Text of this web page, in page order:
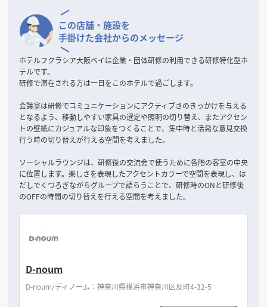
この店舗・施設を
手掛けた会社からのメッセージ
ホテルフクラシア大阪ベイは企業・団体研修の利用できる研修特化型ホ
テルです。
研修で滞在される方は一日をこのホテルで過ごします。
会議室は研修でコミュニケーションにアクティブさのきっかけを与える
となるよう、移動しやすい家具の選定や照明の切り替え、またアクセン
トの壁紙にカジュアルな印象をつくることで、集中時と活発な意見交換
行う時の切り替えが行える空間を考えました。
ソーシャルラウンジは、研修後の交流会で使うために各階の客室の中央
に位置します。楽しさを表現したアクセントカラーで空間を表現し、は
だしでくつろぎながらグループで語らうことで、研修時のONと研修後
のOFFの時間の切り替えを行える空間を考えました。
D-noum
D-noum/ディノーム：神奈川県横浜市神奈川区反町4-32-5